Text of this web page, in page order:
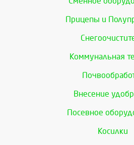
Прицепы и
Коммунальная
Внесение
Посевное
Косилки